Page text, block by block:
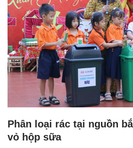
Phân loại rác tại nguồn
vỏ hộp sữa